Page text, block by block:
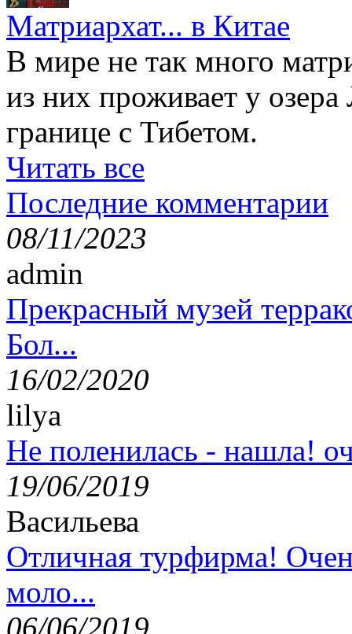
Матриархат... в Китае
В мире не так много
из них проживает у
границе с Тибетом.
Читать все
Последние комментарии
08/11/2023
admin
Прекрасный музей
Бол...
16/02/2020
lilya
Не поленилась - нашла!
19/06/2019
Васильева
Отличная турфирма!
моло...
06/06/2019